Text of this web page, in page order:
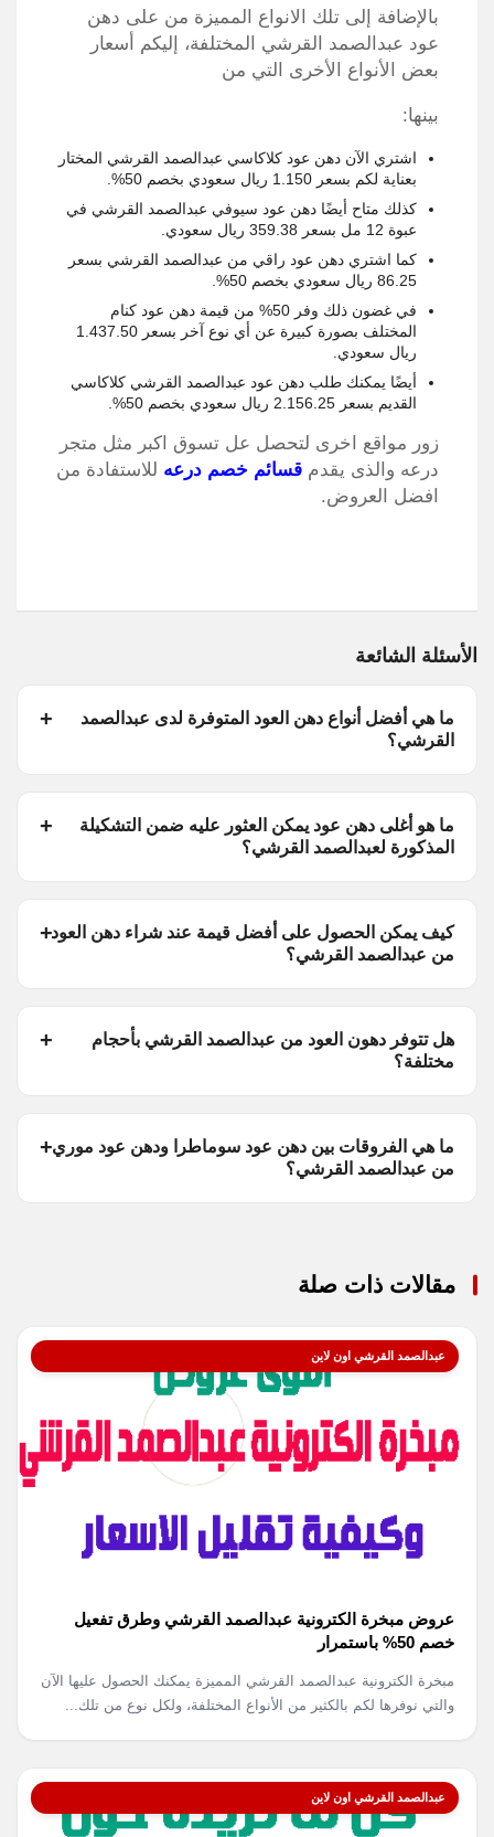
بالإضافة إلى تلك الانواع المميزة من على دهن
عود عبدالصمد القرشي المختلفة، إليكم أسعار
بعض الأنواع الأخرى التي من
بينها:
اشتري الآن دهن عود كلاكاسي عبدالصمد القرشي المختار
بعناية لكم بسعر 1.150 ريال سعودي بخصم 50%.
كذلك متاح أيضًا دهن عود سيوفي عبدالصمد القرشي في
عبوة 12 مل بسعر 359.38 ريال سعودي.
كما اشتري دهن عود راقي من عبدالصمد القرشي بسعر
86.25 ريال سعودي بخصم 50%.
في غضون ذلك وفر 50% من قيمة دهن عود كنام
المختلف بصورة كبيرة عن أي نوع آخر بسعر 1.437.50
ريال سعودي.
أيضًا يمكنك طلب دهن عود عبدالصمد القرشي كلاكاسي
القديم بسعر 2.156.25 ريال سعودي بخصم 50%.
زور مواقع اخرى لتحصل عل تسوق اكبر مثل متجر
درعه والذى يقدم قسائم خصم درعه للاستفادة من
افضل العروض.
الأسئلة الشائعة
ما هي أفضل أنواع دهن العود المتوفرة لدى عبدالصمد
القرشي؟
ما هو أغلى دهن عود يمكن العثور عليه ضمن التشكيلة
المذكورة لعبدالصمد القرشي؟
كيف يمكن الحصول على أفضل قيمة عند شراء دهن العود
من عبدالصمد القرشي؟
هل تتوفر دهون العود من عبدالصمد القرشي بأحجام
مختلفة؟
ما هي الفروقات بين دهن عود سوماطرا ودهن عود موري
من عبدالصمد القرشي؟
مقالات ذات صلة
عبدالصمد القرشي اون لاين
عروض مبخرة الكترونية عبدالصمد القرشي وطرق تفعيل
خصم 50% باستمرار
مبخرة الكترونية عبدالصمد القرشي المميزة يمكنك الحصول عليها الآن
والتي نوفرها لكم بالكثير من الأنواع المختلفة، ولكل نوع من تلك...
عبدالصمد القرشي اون لاين